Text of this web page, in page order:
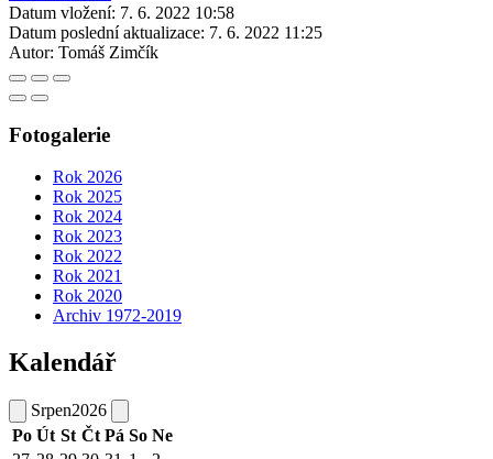
Datum vložení: 7. 6. 2022 10:58
Datum poslední aktualizace: 7. 6. 2022 11:25
Autor: Tomáš Zimčík
Fotogalerie
Rok 2026
Rok 2025
Rok 2024
Rok 2023
Rok 2022
Rok 2021
Rok 2020
Archiv 1972-2019
Kalendář
Srpen2026
Po Út St Čt Pá So Ne